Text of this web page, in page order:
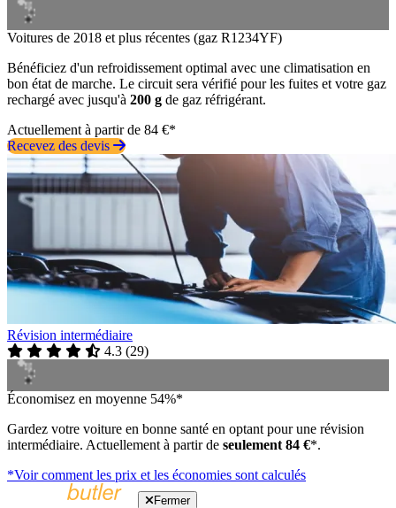
Voitures de 2018 et plus récentes (gaz R1234YF)
Bénéficiez d'un refroidissement optimal avec une climatisation en
bon état de marche. Le circuit sera vérifié pour les fuites et votre gaz
rechargé avec jusqu'à 200 g de gaz réfrigérant.
Actuellement à partir de 84 €*
Recevez des devis
Révision intermédiaire
4.3 (29)
Économisez en moyenne 54%*
Gardez votre voiture en bonne santé en optant pour une révision
intermédiaire. Actuellement à partir de seulement 84 €*.
*Voir comment les prix et les économies sont calculés
Fermer